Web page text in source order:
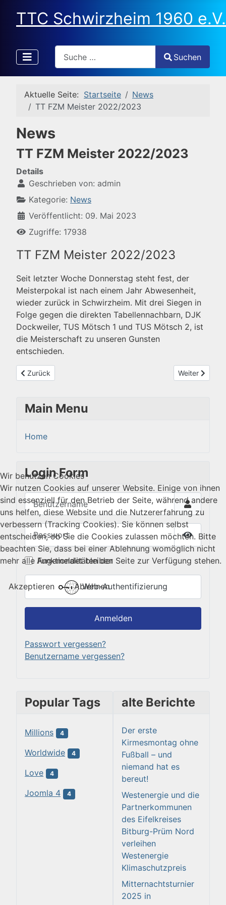
TTC Schwirzheim 1960 e.V.
Type 2 or more characters for results.
Suchen
Aktuelle Seite: Startseite
News
TT FZM Meister 2022/2023
News
TT FZM Meister 2022/2023
Details
Geschrieben von: admin
Kategorie: News
Veröffentlicht: 09. Mai 2023
Zugriffe: 17938
TT FZM Meister 2022/2023
Seit letzter Woche Donnerstag steht fest, der
Meisterpokal ist nach einem Jahr Abwesenheit,
wieder zurück in Schwirzheim. Mit drei Siegen in
Folge gegen die direkten Tabellennachbarn, DJK
Dockweiler, TUS Mötsch 1 und TUS Mötsch 2, ist
die Meisterschaft zu unseren Gunsten
entschieden.
Vorheriger Beitrag: Nachruf Peter Meyer
Zurück Nächster
Weiter
Main Menu
Home
Login Form
Benutzername
Passwort
Passwort
Angemeldet bleiben
Web-Authentifizierung
Anmelden
Passwort vergessen?
Benutzername vergessen?
Popular Tags
Millions 4
Worldwide 4
Love 4
Joomla 4 4
alte Berichte
Der erste
Kirmesmontag ohne
Fußball – und
niemand hat es
bereut!
Westenergie und die
Partnerkommunen
des Eifelkreises
Bitburg-Prüm Nord
verleihen
Westenergie
Klimaschutzpreis
Mitternachtsturnier
2025 in
Wir benutzen Cookies
Wir nutzen Cookies auf unserer Website. Einige von ihnen
sind essenziell für den Betrieb der Seite, während andere
uns helfen, diese Website und die Nutzererfahrung zu
verbessern (Tracking Cookies). Sie können selbst
entscheiden, ob Sie die Cookies zulassen möchten. Bitte
beachten Sie, dass bei einer Ablehnung womöglich nicht
mehr alle Funktionalitäten der Seite zur Verfügung stehen.
Akzeptieren Ablehnen